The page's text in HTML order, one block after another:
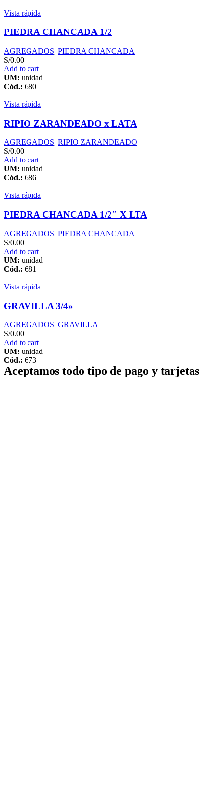
Vista rápida
PIEDRA CHANCADA 1/2
AGREGADOS, PIEDRA CHANCADA
S/0.00
Add to cart
UM: unidad
Cód.: 680
Vista rápida
RIPIO ZARANDEADO x LATA
AGREGADOS, RIPIO ZARANDEADO
S/0.00
Add to cart
UM: unidad
Cód.: 686
Vista rápida
PIEDRA CHANCADA 1/2″ X LTA
AGREGADOS, PIEDRA CHANCADA
S/0.00
Add to cart
UM: unidad
Cód.: 681
Vista rápida
GRAVILLA 3/4»
AGREGADOS, GRAVILLA
S/0.00
Add to cart
UM: unidad
Cód.: 673
Aceptamos todo tipo de pago y tarjetas